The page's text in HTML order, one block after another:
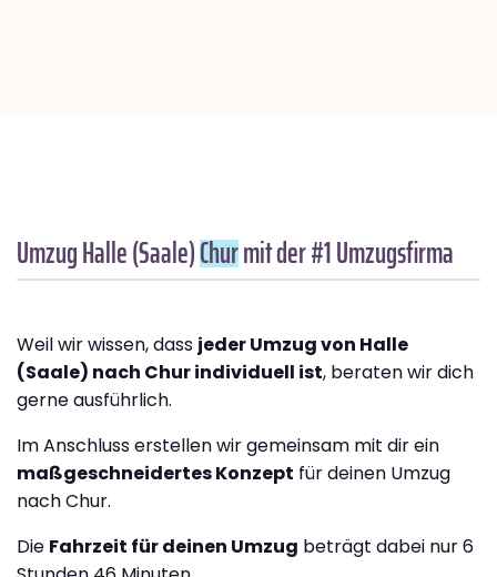
Umzug Halle (Saale)Churmit der #1 Umzugsfirma
Weil wir wissen, dass jeder Umzug von Halle
(Saale) nach Chur individuell ist, beraten wir dich
gerne ausführlich.
Im Anschluss erstellen wir gemeinsam mit dir ein
maßgeschneidertes Konzept für deinen Umzug
nach Chur.
Die Fahrzeit für deinen Umzug beträgt dabei nur 6